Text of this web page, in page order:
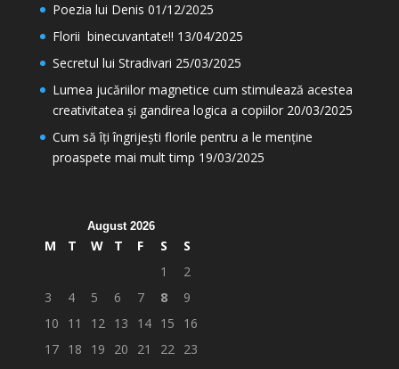
Poezia lui Denis 01/12/2025
Florii binecuvantate!! 13/04/2025
Secretul lui Stradivari 25/03/2025
Lumea jucăriilor magnetice cum stimulează acestea
creativitatea și gandirea logica a copiilor 20/03/2025
Cum să îți îngrijești florile pentru a le menține
proaspete mai mult timp 19/03/2025
August 2026
M T W T F S
S
1
2
3
4 5 6 7 8
9
10
11 12 13 14 15
16
17 18 19 20 21 22
23